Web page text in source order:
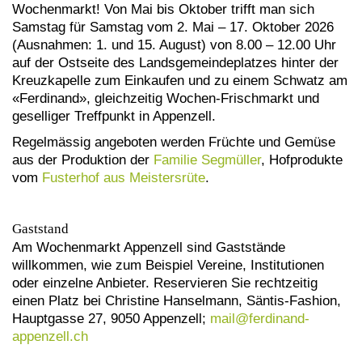
Wochenmarkt! Von Mai bis Oktober trifft man sich
Samstag für Samstag vom 2. Mai – 17. Oktober 2026
(Ausnahmen: 1. und 15. August) von 8.00 – 12.00 Uhr
auf der Ostseite des Landsgemeindeplatzes hinter der
Kreuzkapelle zum Einkaufen und zu einem Schwatz am
«Ferdinand», gleichzeitig Wochen-Frischmarkt und
geselliger Treffpunkt in Appenzell.
Regelmässig angeboten werden Früchte und Gemüse
aus der Produktion der Familie Segmüller, Hofprodukte
vom Fusterhof aus Meistersrüte.
Gaststand
Am Wochenmarkt Appenzell sind Gaststände
willkommen, wie zum Beispiel Vereine, Institutionen
oder einzelne Anbieter. Reservieren Sie rechtzeitig
einen Platz bei Christine Hanselmann, Säntis-Fashion,
Hauptgasse 27, 9050 Appenzell; mail@ferdinand-
appenzell.ch